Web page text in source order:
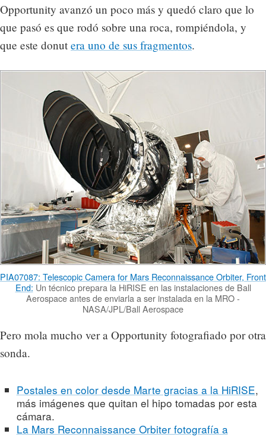
Opportunity avanzó un poco más y quedó claro que lo
que pasó es que rodó sobre una roca, rompiéndola, y
que este donut era uno de sus fragmentos.
PIA07087: Telescopic Camera for Mars Reconnaissance Orbiter, Front
End: Un técnico prepara la HiRISE en las instalaciones de Ball
Aerospace antes de enviarla a ser instalada en la MRO -
NASA/JPL/Ball Aerospace
Pero mola mucho ver a Opportunity fotografiado por otra
sonda.
Postales en color desde Marte gracias a la HiRISE,
más imágenes que quitan el hipo tomadas por esta
cámara.
La Mars Reconnaissance Orbiter fotografía a